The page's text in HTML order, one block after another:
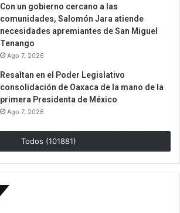
Con un gobierno cercano a las
comunidades, Salomón Jara atiende
necesidades apremiantes de San Miguel
Tenango
Ago 7, 2026
Resaltan en el Poder Legislativo
consolidación de Oaxaca de la mano de la
primera Presidenta de México
Ago 7, 2026
Todos (101881)